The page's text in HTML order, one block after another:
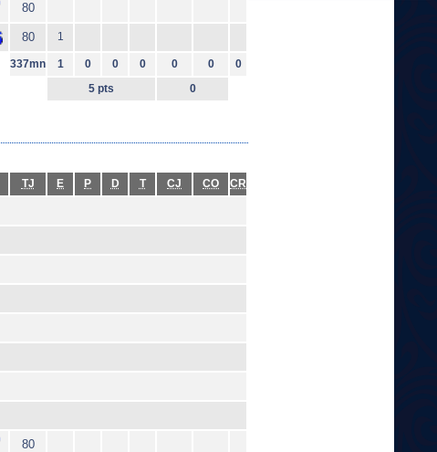
80
80 1
337mn 1 0 0 0 0 0
0
5 pts
0
TJ E P D T CJ CO CR
80